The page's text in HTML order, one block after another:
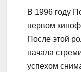
В 1996 году
первом
После этой
начала
успехом